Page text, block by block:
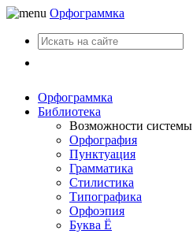
Орфограммка
Орфограммка
Библиотека
Возможности системы
Орфография
Пунктуация
Грамматика
Стилистика
Типографика
Орфоэпия
Буква Ё